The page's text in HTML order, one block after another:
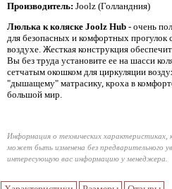
Производитель: Joolz (Голландния)
Люлька к коляске Joolz Hub - очень
для безопасных и комфортных
воздухе. Жесткая конструкция
Вы без труда установите ее на шасси
сетчатым окошком для циркуляции
"дышащему" матрасику, кроха в
большой мир.
Информация о технических характеристиках,
может быть изменена без предварительного
интересующую вас информацию у менеджера.